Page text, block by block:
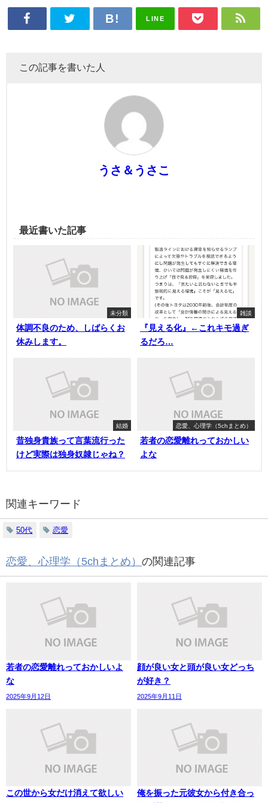
LINE
この記事を書いた人
うさ＆うさこ
最近書いた記事
未分類
体調不良のため、しばらくお
休みします。
雑談
『見える化』←これキモ過ぎ
るだろ…
結婚
昔独身貴族って言葉流行った
けど実際は独身奴隷じゃね？
恋愛、心理学（5chまとめ）
若者の恋愛離れっておかしい
よな
関連キーワード
50代 恋愛
恋愛、心理学（5chまとめ） の関連記事
若者の恋愛離れっておかしいよ
な
2025年9月12日
顔が良い女と頭が良い女どっち
が好き？
2025年9月11日
この世から女だけ消えて欲しい
俺を振った元彼女から付き合っ